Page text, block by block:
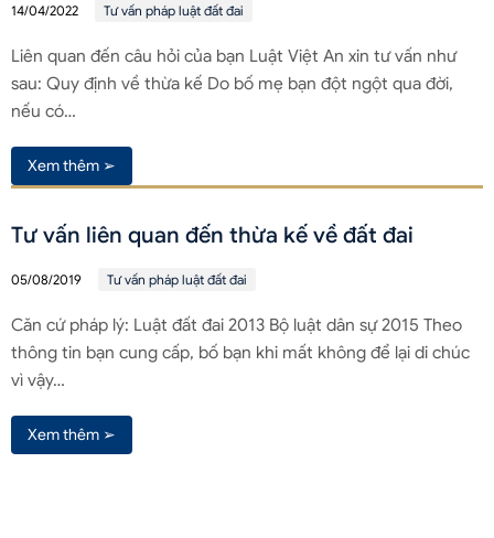
14/04/2022 Tư vấn pháp luật đất đai
Liên quan đến câu hỏi của bạn Luật Việt An xin tư vấn như
sau: Quy định về thừa kế Do bố mẹ bạn đột ngột qua đời,
nếu có…
Xem thêm ➢
Tư vấn liên quan đến thừa kế về đất đai
05/08/2019 Tư vấn pháp luật đất đai
Căn cứ pháp lý: Luật đất đai 2013 Bộ luật dân sự 2015 Theo
thông tin bạn cung cấp, bố bạn khi mất không để lại di chúc
vì vậy…
Xem thêm ➢